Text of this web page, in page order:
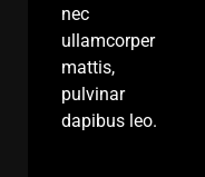
nec
ullamcorper
mattis,
pulvinar
dapibus leo.